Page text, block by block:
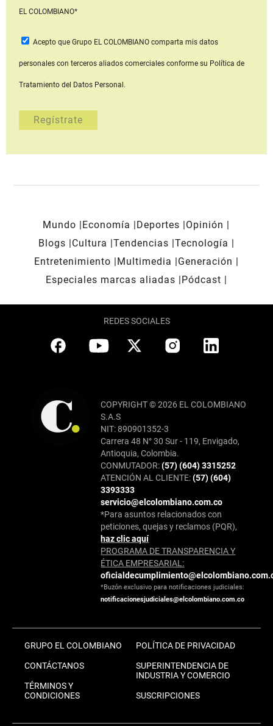
EL COLOMBIANO*
Acepto que Grupo EL COLOMBIANOcomparta mis datos
personales con terceros aliados comerciales conforme su Política de
Tratamiento del Datos Personal.
Mundo Economía Deportes
Opinión
Blogs
Cultura Tendencias Tecnología
Entretenimiento
Multimedia
Generación
Especiales marcas aliadas
Pódcast
REDES SOCIALES
COPYRIGHT © 2026 EL COLOMBIANO
S.A.S
NIT: 890901352-3
Carrera 48 N° 30 Sur - 119, Envigado,
Antioquia, Colombia.
CONMUTADOR:(57) (604) 3315252
ATENCIÓN AL CLIENTE:(57) (604)
3393333
servicio@elcolombiano.com.co
*Para asuntos relacionados con
peticiones, quejas y reclamos (PQR),
haz clic aquí
PROGRAMA DE TRANSPARENCIA Y
ÉTICA EMPRESARIAL:
*Buzón exclusivo para notificaciones judiciales:
notificacionesjudiciales@elcolombiano.com.co
GRUPO EL COLOMBIANO
CONTÁCTANOS
TÉRMINOS Y
CONDICIONES
POLÍTICA DE PRIVACIDAD
SUPERINTENDENCIA DE
INDUSTRIA Y COMERCIO
SUSCRIPCIONES